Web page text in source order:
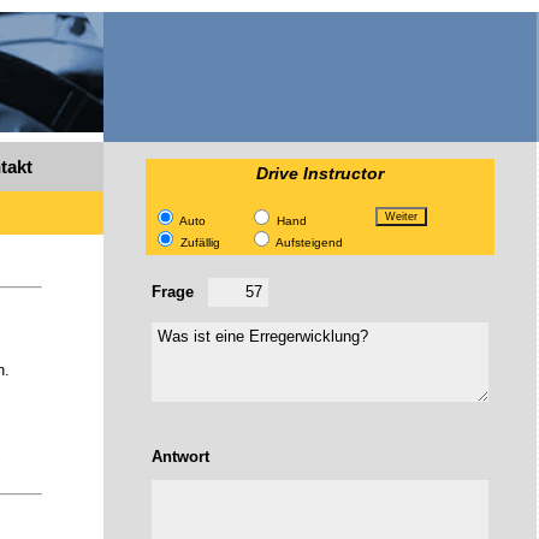
Drive Instructor
Auto
Hand
Zufällig
Aufsteigend
Frage
Antwort